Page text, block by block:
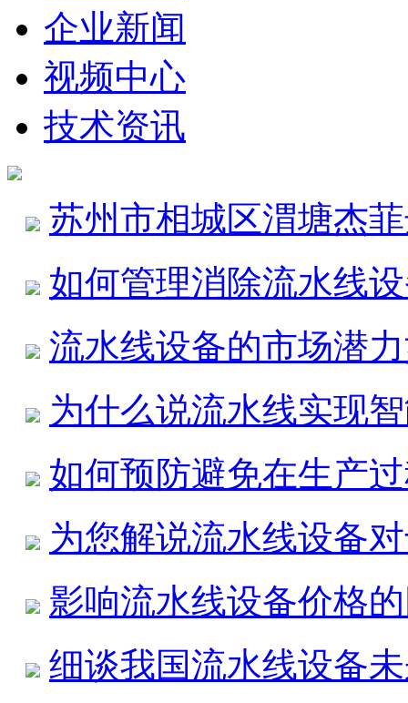
企业新闻
视频中心
技术资讯
苏州市相城区渭塘杰
如何管理消除流水线
流水线设备的市场潜
为什么说流水线实现
如何预防避免在生产
为您解说流水线设备
影响流水线设备价格
细谈我国流水线设备